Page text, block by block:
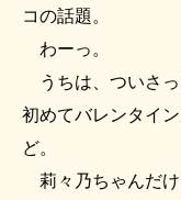
コの話題。
わーっ。
うちは、ついさっ
初めてバレンタイ
ど。
莉々乃ちゃんだけ